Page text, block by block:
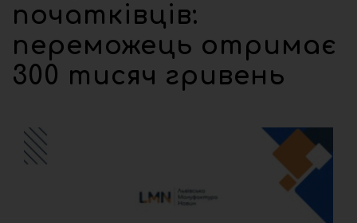
початківців:
переможець отримає
300 тисяч гривень